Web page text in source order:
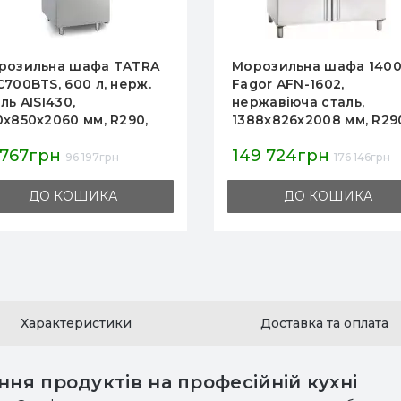
шафа 1400 л
AFN-1602,
сталь,
мм, R290,
724грн 176 146грн
ДО КОШИКА
Холодильна шафа
DYNAMIC
47 749грн
ДО КОШИКА
Характеристики Доставка та оплата
продуктів на професійній кухні